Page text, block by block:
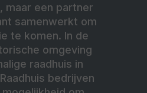
maar een partner
samenwerkt om
te komen. In de
omgeving
raadhuis in
bedrijven